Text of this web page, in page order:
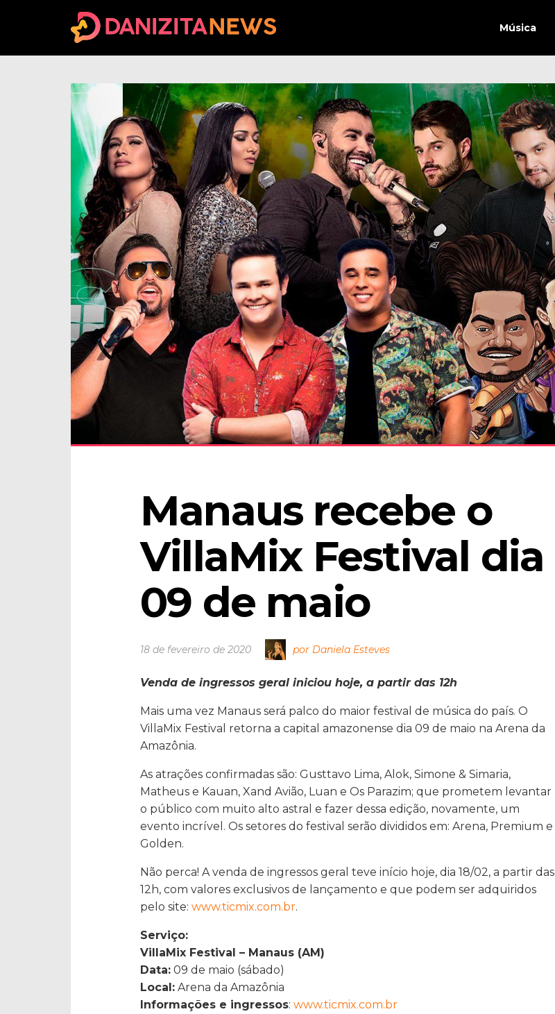
Música
Manaus recebe o
VillaMix Festival dia
09 de maio
18 de fevereiro de 2020 por Daniela Esteves
Venda de ingressos geral iniciou hoje, a partir das 12h
Mais uma vez Manaus será palco do maior festival de música do país. O
VillaMix Festival retorna a capital amazonense dia 09 de maio na Arena da
Amazônia.
As atrações confirmadas são: Gusttavo Lima, Alok, Simone & Simaria,
Matheus e Kauan, Xand Avião, Luan e Os Parazim; que prometem levantar
o público com muito alto astral e fazer dessa edição, novamente, um
evento incrível. Os setores do festival serão divididos em: Arena, Premium e
Golden.
Não perca! A venda de ingressos geral teve início hoje, dia 18/02, a partir das
12h, com valores exclusivos de lançamento e que podem ser adquiridos
pelo site: www.ticmix.com.br.
Serviço:
VillaMix Festival – Manaus (AM)
Data: 09 de maio (sábado)
Local: Arena da Amazônia
Informações e ingressos: www.ticmix.com.br